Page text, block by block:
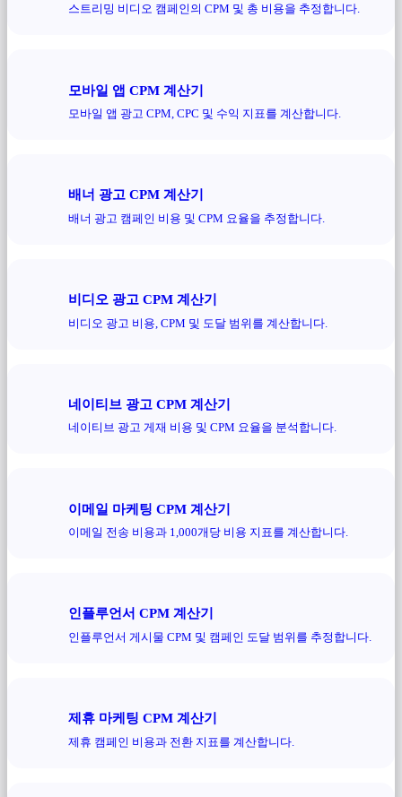
스트리밍 비디오 캠페인의 CPM 및 총 비용을 추정합니다.
모바일 앱 CPM 계산기
모바일 앱 광고 CPM, CPC 및 수익 지표를 계산합니다.
배너 광고 CPM 계산기
배너 광고 캠페인 비용 및 CPM 요율을 추정합니다.
비디오 광고 CPM 계산기
비디오 광고 비용, CPM 및 도달 범위를 계산합니다.
네이티브 광고 CPM 계산기
네이티브 광고 게재 비용 및 CPM 요율을 분석합니다.
이메일 마케팅 CPM 계산기
이메일 전송 비용과 1,000개당 비용 지표를 계산합니다.
인플루언서 CPM 계산기
인플루언서 게시물 CPM 및 캠페인 도달 범위를 추정합니다.
제휴 마케팅 CPM 계산기
제휴 캠페인 비용과 전환 지표를 계산합니다.